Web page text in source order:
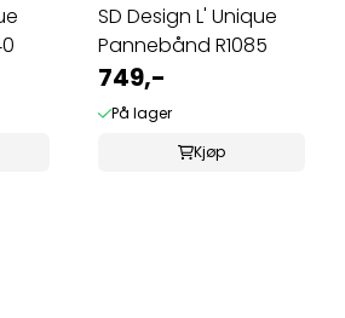
SD Design L' Unique
Pannebånd R1085
749,-
På lager
Kjøp